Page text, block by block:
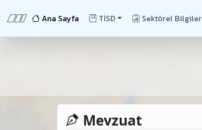
Ana Sayfa TİSD Sektörel Bilgiler
Mevzuat